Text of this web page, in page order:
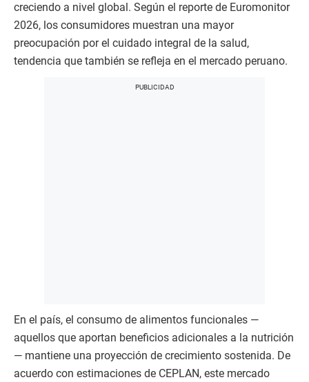
creciendo a nivel global. Según el reporte de Euromonitor
2026, los consumidores muestran una mayor
preocupación por el cuidado integral de la salud,
tendencia que también se refleja en el mercado peruano.
En el país, el consumo de alimentos funcionales —
aquellos que aportan beneficios adicionales a la nutrición
— mantiene una proyección de crecimiento sostenida. De
acuerdo con estimaciones de CEPLAN, este mercado